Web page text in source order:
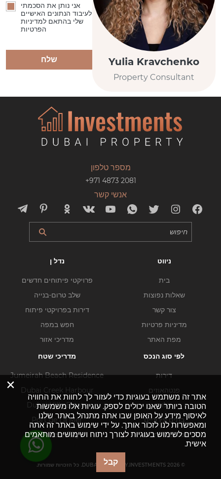
Yulia Kravchenko
Property Consultant
אני נותן את הסכמתי
לעיבוד הנתונים האישיים
שלי בהתאם למדיניות
הפרטיות
שלח
מספר טלפון
+971 4873 2081
אנשי קשר
ניווט
בית
שאלות נפוצות
צור קשר
מדיניות פרטיות
מפת האתר
נדל ן
פרויקטי פיתוחים חדשים
שלב טרום-בנייה
דירות בפרויקטי פיתוח
חפש במפה
מדריכי אזור
לפי סוג הנכס
דירות
פנטהאוזים
וילות
בתים עירוניים
נכסים מסחריים
מדריכי שטח
Jumeirah Beach Residence
Dubai Creek Harbour
Dubai Hills Estate
Port de La Mer
Business Bay
© DUBAI-PROPERTY.INVESTMENTS 2026. כל הזכויות שמורות.
×
אתר זה משתמש בעוגיות כדי לעזור לך לחוות את החוויה
הטובה ביותר שאנו יכולים לספק. עוגיות אלו משמשות
לאיסוף מידע על האופן שבו אתה מתנהל באתר שלנו
ומאפשרות לנו לזכור אותך. על ידי שימוש באתר זה אתה
מסכים לשימוש בעוגיות לצורך ניתוח ושימושים מותאמים
אישית.
קבל